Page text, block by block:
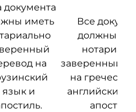
документа
иметь
на
язык и
Все
должны
заверенный
на
английский
апостиль.